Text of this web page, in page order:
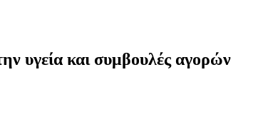
υγεία και συμβουλές αγορών